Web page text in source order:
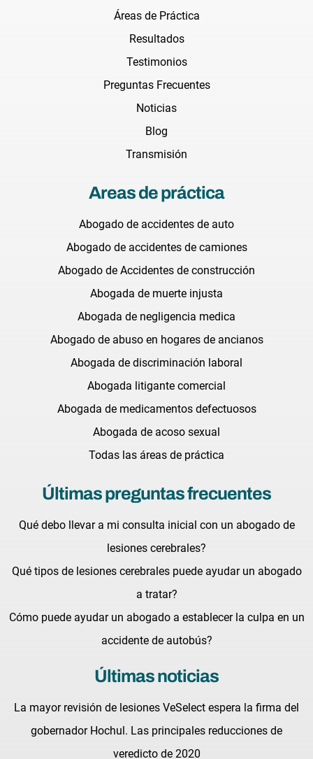
Áreas de Práctica
Resultados
Testimonios
Preguntas Frecuentes
Noticias
Blog
Transmisión
Areas de práctica
Abogado de accidentes de auto
Abogado de accidentes de camiones
Abogado de Accidentes de construcción
Abogada de muerte injusta
Abogada de negligencia medica
Abogado de abuso en hogares de ancianos
Abogada de discriminación laboral
Abogada litigante comercial
Abogada de medicamentos defectuosos
Abogada de acoso sexual
Todas las áreas de práctica
Últimas preguntas frecuentes
Qué debo llevar a mi consulta inicial con un abogado de
lesiones cerebrales?
Qué tipos de lesiones cerebrales puede ayudar un abogado
a tratar?
Cómo puede ayudar un abogado a establecer la culpa en un
accidente de autobús?
Últimas noticias
La mayor revisión de lesiones VeSelect espera la firma del
gobernador Hochul. Las principales reducciones de
veredicto de 2020